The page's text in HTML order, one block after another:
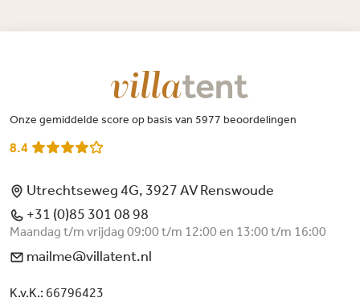
Onze gemiddelde score op basis van 5977 beoordelingen
8.4
Utrechtseweg 4G, 3927 AV Renswoude
+31 (0)85 301 08 98
Maandag t/m vrijdag 09:00 t/m 12:00 en 13:00 t/m 16:00
mailme@villatent.nl
K.v.K.: 66796423